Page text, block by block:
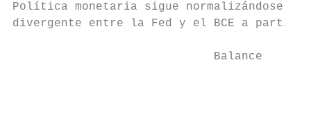
Política monetaria sigue normalizándose y
divergente entre la Fed y el BCE a partir
Balance